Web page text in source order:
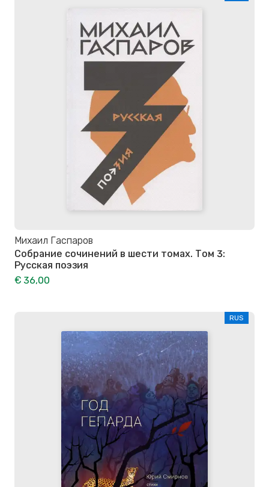
Михаил Гаспаров
Собрание сочинений в шести томах. Том 3:
Русская поэзия
€ 36,00
RUS